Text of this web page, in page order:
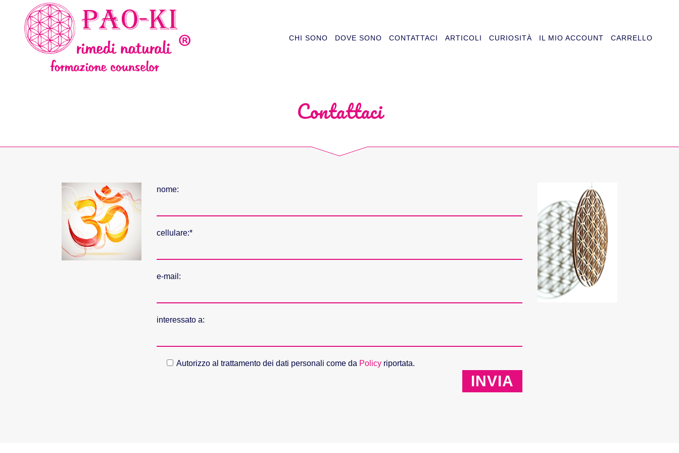
CHI SONO DOVE SONO CONTATTACI ARTICOLI CURIOSITÀ IL MIO ACCOUNT CARRELLO
Contattaci
nome:
cellulare:*
e-mail:
interessato a:
Autorizzo al trattamento dei dati personali come da Policy riportata.